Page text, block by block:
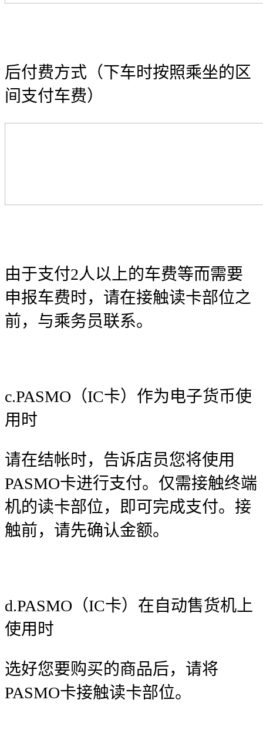
后付费方式（下车时按照乘坐的区
间支付车费）
由于支付2人以上的车费等而需要
申报车费时，请在接触读卡部位之
前，与乘务员联系。
c.PASMO（IC卡）作为电子货币使
用时
请在结帐时，告诉店员您将使用
PASMO卡进行支付。仅需接触终端
机的读卡部位，即可完成支付。接
触前，请先确认金额。
d.PASMO（IC卡）在自动售货机上
使用时
选好您要购买的商品后，请将
PASMO卡接触读卡部位。